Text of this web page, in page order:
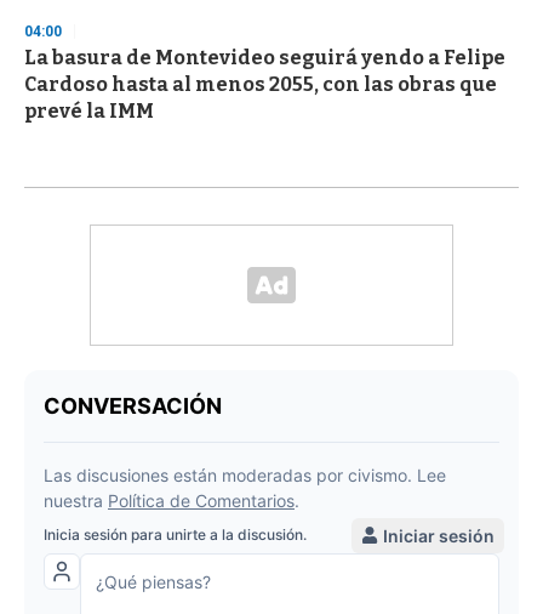
04:00
La basura de Montevideo seguirá yendo a Felipe
Cardoso hasta al menos 2055, con las obras que
prevé la IMM